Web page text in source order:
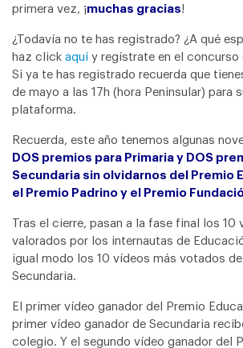
primera vez, ¡muchas gracias!
¿Todavía no te has registrado? ¿A qué
haz click aquí y regístrate en el concurso
Si ya te has registrado recuerda que
de mayo a las 17h (hora Peninsular) para
plataforma.
Recuerda, este año tenemos algunas
DOS premios para Primaria y DOS
Secundaria sin olvidarnos del Premio
el Premio Padrino y el Premio
Tras el cierre, pasan a la fase final los 10
valorados por los internautas de
igual modo los 10 vídeos más votados
Secundaria.
El primer vídeo ganador del Premio
primer vídeo ganador de Secundaria
colegio. Y el segundo vídeo ganador del